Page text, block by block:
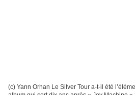
(c) Yann Orhan Le Silver Tour a-t-il été